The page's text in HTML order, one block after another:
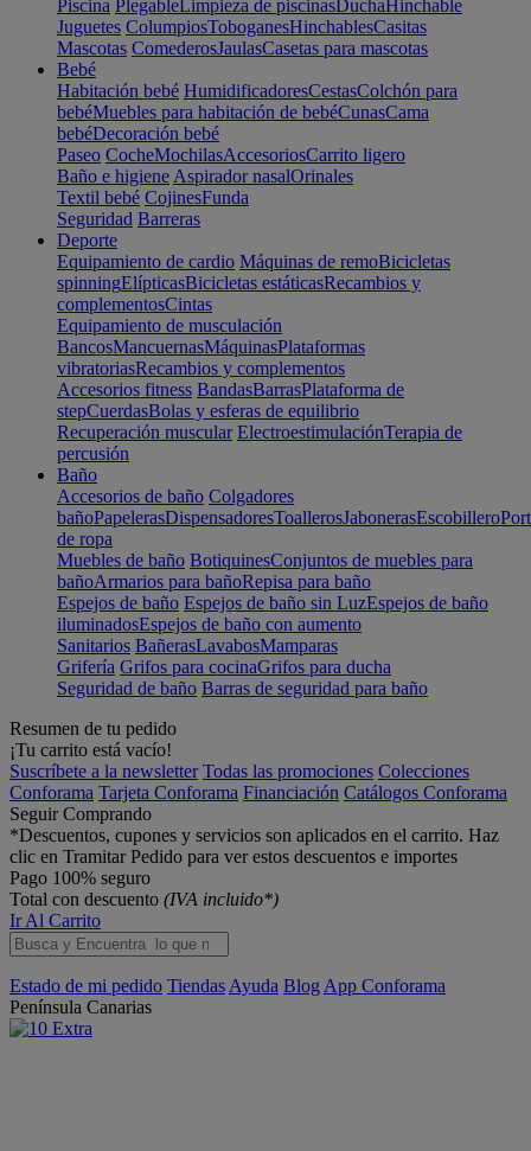
Piscina Plegable Limpieza de piscinas Ducha Hinchable
Juguetes ColumpiosToboganesHinchablesCasitas
Mascotas ComederosJaulasCasetas para mascotas
Bebé
Habitación bebé HumidificadoresCestasColchón para
bebéMuebles para habitación de bebéCunasCama
bebéDecoración bebé
Paseo CocheMochilasAccesoriosCarrito ligero
Baño e higiene Aspirador nasalOrinales
Textil bebé CojinesFunda
Seguridad Barreras
Deporte
Equipamiento de cardio Máquinas de remoBicicletas
spinningElípticasBicicletas estáticasRecambios y
complementosCintas
Equipamiento de musculación
BancosMancuernasMáquinasPlataformas
vibratoriasRecambios y complementos
Accesorios fitness BandasBarrasPlataforma de
stepCuerdasBolas y esferas de equilibrio
Recuperación muscular ElectroestimulaciónTerapia de
percusión
Baño
Accesorios de baño Colgadores
bañoPapelerasDispensadoresToallerosJabonerasEscobillero
de ropa
Muebles de baño BotiquinesConjuntos de muebles para
bañoArmarios para bañoRepisa para baño
Espejos de baño Espejos de baño sin LuzEspejos de baño
iluminadosEspejos de baño con aumento
Sanitarios BañerasLavabosMamparas
Grifería Grifos para cocinaGrifos para ducha
Seguridad de baño Barras de seguridad para baño
Resumen de tu pedido
¡Tu carrito está vacío!
Suscríbete a la newsletter Todas las promociones Colecciones
Conforama Tarjeta Conforama Financiación Catálogos Conforama
Seguir Comprando
*Descuentos, cupones y servicios son aplicados en el carrito. Haz
clic en Tramitar Pedido para ver estos descuentos e importes
Pago 100% seguro
Total con descuento (IVA incluido*)
Ir Al Carrito
Estado de mi pedido Tiendas Ayuda Blog App Conforama
Península Canarias